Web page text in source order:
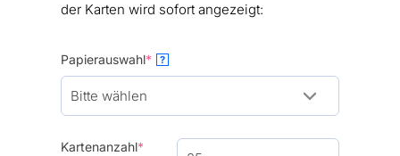
der Karten wird sofort angezeigt:
Papierauswahl*(required)
?
Kartenanzahl*(required)